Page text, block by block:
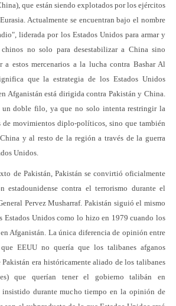
que están siendo explotados por los ejércitos
Actualmente se encuentran bajo el nombre
liderada por los Estados Unidos para armar y
no solo para desestabilizar a China sino
a estos mercenarios a la lucha contra Bashar Al
que la estrategia de los Estados Unidos
Afganistán está dirigida contra Pakistán y China.
un doble filo, ya que no solo intenta restringir la
de movimientos diplo-políticos, sino que también
y al resto de la región a través de la guerra
Unidos.
de Pakistán, Pakistán se convirtió oficialmente
estadounidense contra el terrorismo durante el
Pervez Musharraf. Pakistán siguió el mismo
Estados Unidos como lo hizo en 1979 cuando los
Afganistán. La única diferencia de opinión entre
EEUU no quería que los talibanes afganos
era históricamente aliado de los talibanes
que querían tener el gobierno talibán en
insistido durante mucho tiempo en la opinión de